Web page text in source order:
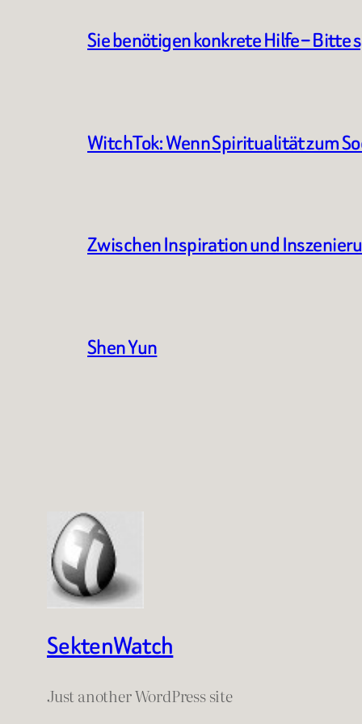
Sie benötigen konkrete Hilfe – Bitte
WitchTok: Wenn Spiritualität zum
Zwischen Inspiration und
Shen Yun
SektenWatch
Just another WordPress site